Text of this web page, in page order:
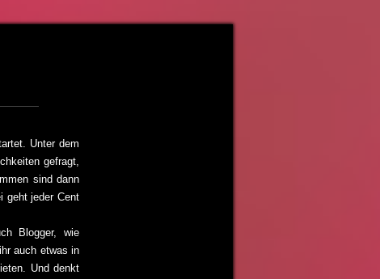
Unter dem
gefragt,
sind dann
geht jeder Cent
Blogger, wie
auch etwas in
Und denkt